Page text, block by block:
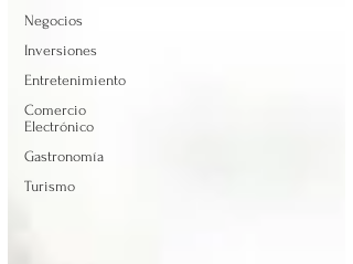
Negocios
Inversiones
Entretenimiento
Comercio
Electrónico
Gastronomía
Turismo